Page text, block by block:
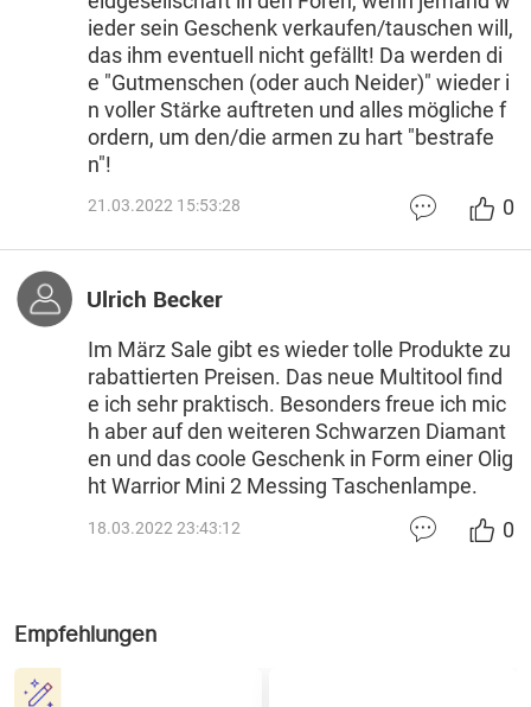
ieder sein Geschenk verkaufen/tauschen will,
das ihm eventuell nicht gefällt! Da werden di
e "Gutmenschen (oder auch Neider)" wieder i
n voller Stärke auftreten und alles mögliche f
ordern, um den/die armen zu hart "bestrafe
n"!
21.03.2022 15:53:28 0
Ulrich Becker
Im März Sale gibt es wieder tolle Produkte zu
rabattierten Preisen. Das neue Multitool find
e ich sehr praktisch. Besonders freue ich mic
h aber auf den weiteren Schwarzen Diamant
en und das coole Geschenk in Form einer Olig
ht Warrior Mini 2 Messing Taschenlampe.
18.03.2022 23:43:12 0
Empfehlungen